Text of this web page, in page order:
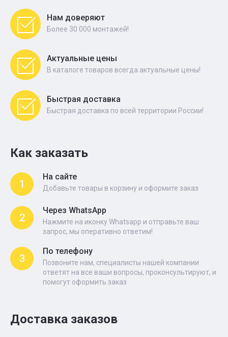
Нам доверяют
Более 30 000 монтажей!
Актуальные цены
В каталоге товаров всегда актуальные цены!
Быстрая доставка
Быстрая доставка по всей территории России!
Как заказать
1
На сайте
Добавьте товары в корзину и оформите заказ
2
Через WhatsApp
Нажмите на иконку Whatsapp и отправьте ваш
запрос, мы оперативно ответим!
3
По телефону
Позвоните нам, специалисты нашей компании
ответят на все ваши вопросы, проконсультируют, и
помогут оформить заказ
Доставка заказов